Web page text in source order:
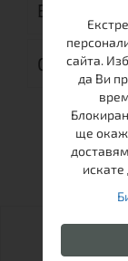
ВРЪЩАНЕ
ОТЗИВИ
сайта.
да Ви
ще
искате